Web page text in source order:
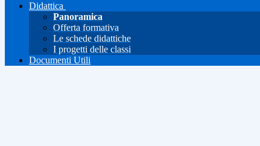
Didattica
Panoramica
Offerta formativa
Le schede didattiche
I progetti delle classi
Documenti Utili